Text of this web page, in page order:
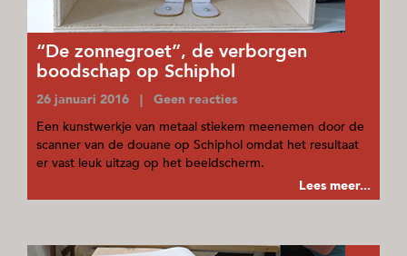
“De zonnegroet”, de verborgen
boodschap op Schiphol
26 januari 2016 | Geen reacties
Een kunstwerkje van metaal stiekem meenemen door de
scanner van de douane op Schiphol omdat het resultaat
er vast leuk uitzag op het beeldscherm.
Lees meer...